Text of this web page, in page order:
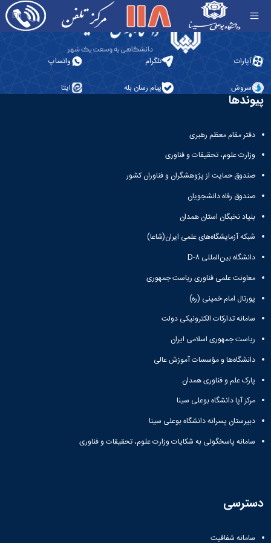
En پردیس اصلی - مرکز تلفن دانشگاه
آپارات تلگرام واتساپ
سروش پیام رسان بله ایتا
پیوندها
دفتر مقام معظم رهبری
وزارت علوم، تحقیقات و فناوری
صندوق حمایت از پژوهشگران و فناوران کشور
صندوق رفاه دانشجویان
بنیاد نخبگان استان همدان
شبکه آزمایشگاه‌های علمی ایران(شاعا)
دانشگاه بین‌المللی D-۸
معاونت علمی فناوری ریاست جمهوری
پورتال امام خمینی (ره)
سامانه تدارکات الکترونیکی دولت
ریاست جمهوری اسلامی ایران
دانشگاه‌ها و مؤسسات آموزش عالی
پارک علم و فناوری همدان
مرکز آپا دانشگاه بوعلی سینا
دبیرستان پسرانه دانشگاه بوعلی سینا
سامانه پاسخگوئی به شکایات وزارت علوم، تحقیقات و فناوری
دسترسی
سامانه شفافیت